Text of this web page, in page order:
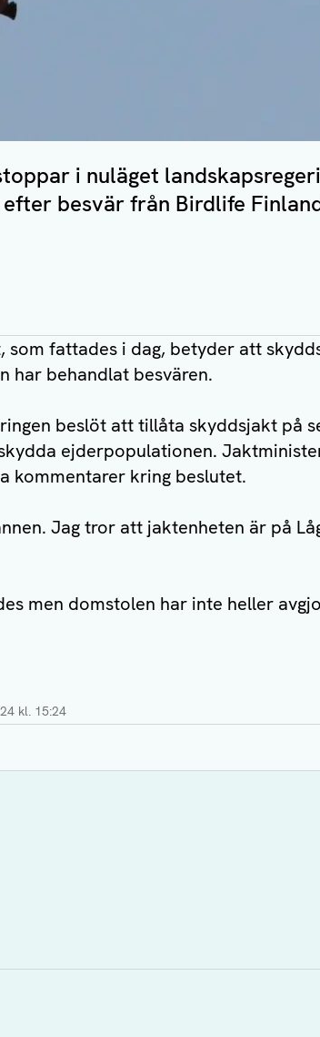
i nuläget
besvär från Birdlife
som fattades i dag, betyder att
har behandlat besvären.
beslöt att tillåta skyddsjakt på
ejderpopulationen.
kommentarer kring beslutet.
Jag tror att jaktenheten är på
men domstolen har inte heller
kl. 15:24